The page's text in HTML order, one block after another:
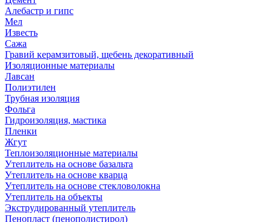
Алебастр и гипс
Мел
Известь
Сажа
Гравий керамзитовый, щебень декоративный
Изоляционные материалы
Лавсан
Полиэтилен
Трубная изоляция
Фольга
Гидроизоляция, мастика
Пленки
Жгут
Теплоизоляционные материалы
Утеплитель на основе базальта
Утеплитель на основе кварца
Утеплитель на основе стекловолокна
Утеплитель на объекты
Экструдированный утеплитель
Пенопласт (пенополистирол)